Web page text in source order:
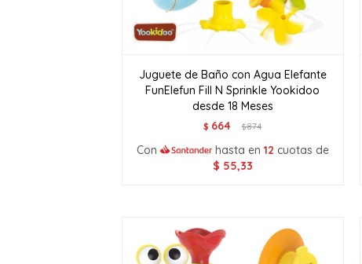
Juguete de Baño con Agua Elefante
FunElefun Fill N Sprinkle Yookidoo
desde 18 Meses
$ 664 $874
Con hasta en 12 cuotas de
$ 55,33